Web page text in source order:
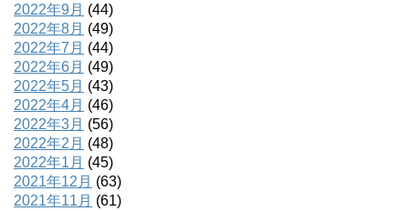
2022年9月 (44)
2022年8月 (49)
2022年7月 (44)
2022年6月 (49)
2022年5月 (43)
2022年4月 (46)
2022年3月 (56)
2022年2月 (48)
2022年1月 (45)
2021年12月 (63)
2021年11月 (61)